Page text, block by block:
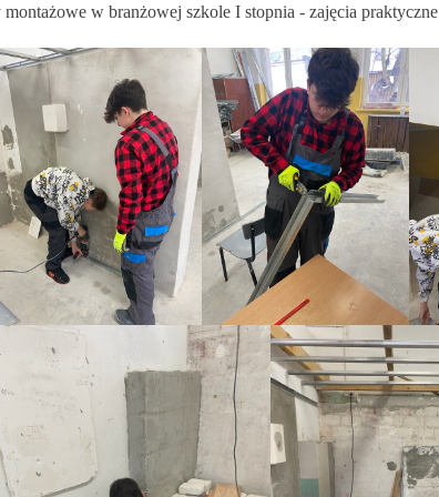
w branżowej szkole I stopnia - zajęcia praktyczne